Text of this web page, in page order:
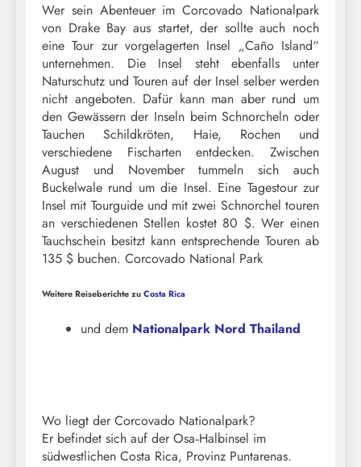
Wer sein Abenteuer im Corcovado Nationalpark
von Drake Bay aus startet, der sollte auch noch
eine Tour zur vorgelagerten Insel „Caño Island“
unternehmen. Die Insel steht ebenfalls unter
Naturschutz und Touren auf der Insel selber werden
nicht angeboten. Dafür kann man aber rund um
den Gewässern der Inseln beim Schnorcheln oder
Tauchen Schildkröten, Haie, Rochen und
verschiedene Fischarten entdecken. Zwischen
August und November tummeln sich auch
Buckelwale rund um die Insel. Eine Tagestour zur
Insel mit Tourguide und mit zwei Schnorchel touren
an verschiedenen Stellen kostet 80 $. Wer einen
Tauchschein besitzt kann entsprechende Touren ab
135 $ buchen. Corcovado National Park
Weitere Reiseberichte zu Costa Rica
und dem Nationalpark Nord Thailand
Wo liegt der Corcovado Nationalpark?
Er befindet sich auf der Osa‑Halbinsel im
südwestlichen Costa Rica, Provinz Puntarenas.